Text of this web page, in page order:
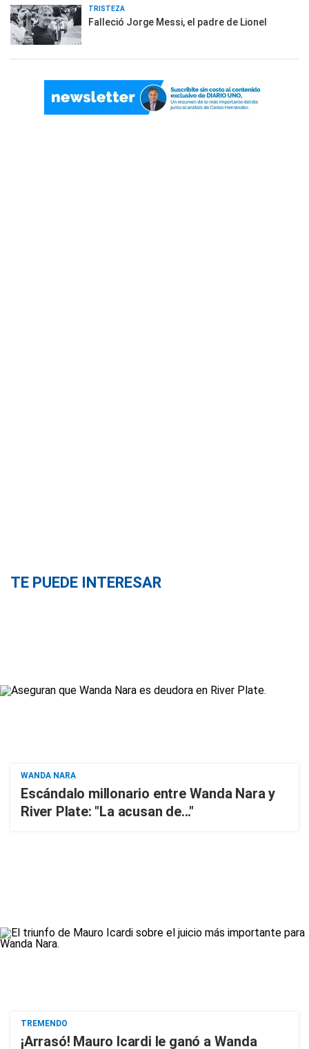
TRISTEZA
Falleció Jorge Messi, el padre de Lionel
TE PUEDE INTERESAR
WANDA NARA
Escándalo millonario entre Wanda Nara y
River Plate: "La acusan de..."
TREMENDO
¡Arrasó! Mauro Icardi le ganó a Wanda